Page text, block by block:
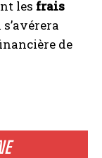
les frais
de